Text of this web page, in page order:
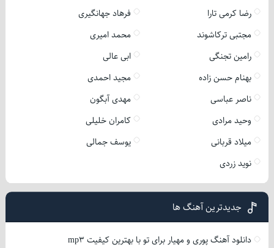
رضا کرمی تارا
فرهاد جهانگیری
مجتبی ترکاشوند
محمد امیری
رامین تجنگی
ابی عالی
بهنام حسن زاده
مجید احمدی
ناصر عباسی
مهدی آبگون
وحید مرادی
کامران خلیلی
میلاد قربانی
یوسف جمالی
نوید زردی
جدیدترین آهنگ ها
دانلود آهنگ پوری و مهیار برای تو با بهترین کیفیت mp3